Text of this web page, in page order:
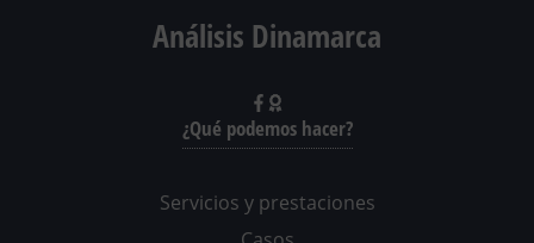
Análisis Dinamarca
¿Qué podemos hacer?
Servicios y prestaciones